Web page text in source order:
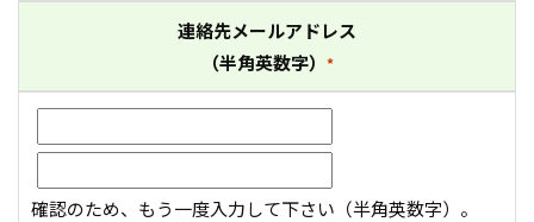
連絡先メールアドレス
（半角英数字） *
確認のため、もう一度入力して下さい（半角英数字）。